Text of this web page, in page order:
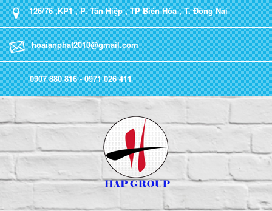
126/76 ,KP1 , P. Tân Hiệp , TP Biên Hòa , T. Đồng Nai
hoaianphat2010@gmail.com
0907 880 816 - 0971 026 411